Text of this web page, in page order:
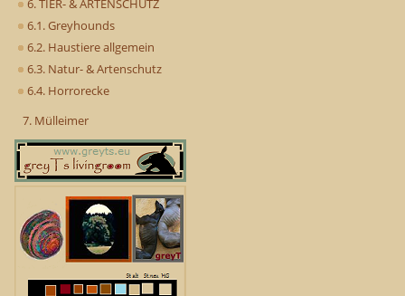
6. TIER- & ARTENSCHUTZ
6.1. Greyhounds
6.2. Haustiere allgemein
6.3. Natur- & Artenschutz
6.4. Horrorecke
7. Mülleimer